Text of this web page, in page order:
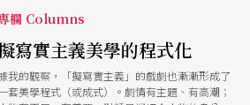
欄 Columns
寫實主義美學的程式化
我的觀察，「擬寫實主義」的戲劇也漸漸形成了
套美學程式（或成式）。劇情有主題、有高潮；